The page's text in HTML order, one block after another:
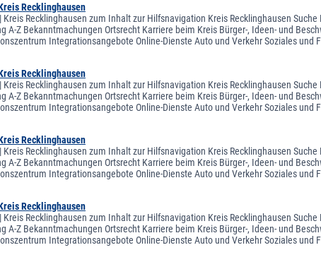
Recklinghausen
Recklinghausen zum Inhalt zur Hilfsnavigation Kreis Recklinghausen
A-Z Bekanntmachungen Ortsrecht Karriere beim Kreis Bürger-, Ideen- und
Integrationsangebote Online-Dienste Auto und Verkehr Soziales und
Recklinghausen
Recklinghausen zum Inhalt zur Hilfsnavigation Kreis Recklinghausen
A-Z Bekanntmachungen Ortsrecht Karriere beim Kreis Bürger-, Ideen- und
Integrationsangebote Online-Dienste Auto und Verkehr Soziales und
Recklinghausen
Recklinghausen zum Inhalt zur Hilfsnavigation Kreis Recklinghausen
A-Z Bekanntmachungen Ortsrecht Karriere beim Kreis Bürger-, Ideen- und
Integrationsangebote Online-Dienste Auto und Verkehr Soziales und
Recklinghausen
Recklinghausen zum Inhalt zur Hilfsnavigation Kreis Recklinghausen
A-Z Bekanntmachungen Ortsrecht Karriere beim Kreis Bürger-, Ideen- und
Integrationsangebote Online-Dienste Auto und Verkehr Soziales und